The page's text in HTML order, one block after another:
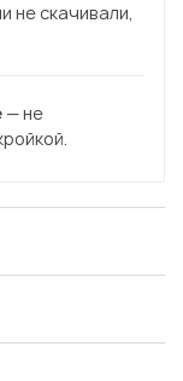
не скачивали,
— не